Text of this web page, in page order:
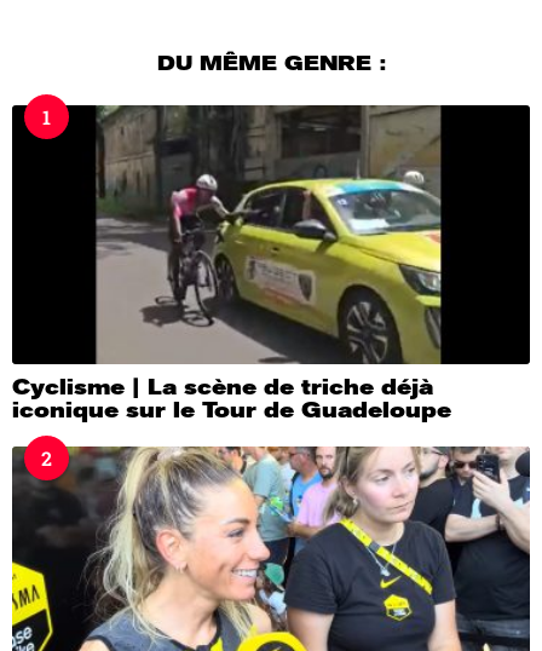
a
g
o
DU MÊME GENRE :
1
Cyclisme | La scène de triche déjà
iconique sur le Tour de Guadeloupe
2